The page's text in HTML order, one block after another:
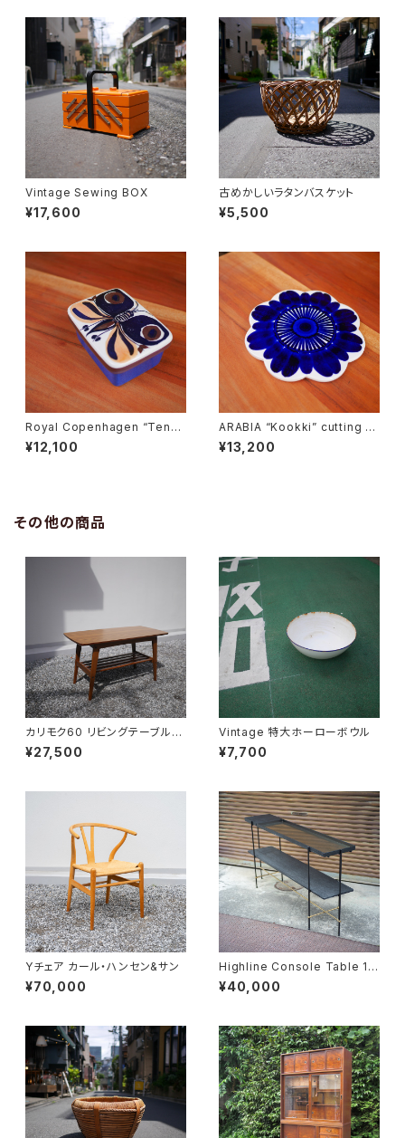
Vintage Sewing BOX
¥17,600
古めかしいラタンバスケット
¥5,500
Royal Copenhagen “Tener
a” Butter Case
¥12,100
ARABIA “Kookki” cutting b
oard
¥13,200
その他の商品
カリモク60 リビングテーブル
小
¥27,500
Vintage 特大ホーローボウル
¥7,700
Yチェア カール・ハンセン&サン
¥70,000
Highline Console Table 18
0
¥40,000